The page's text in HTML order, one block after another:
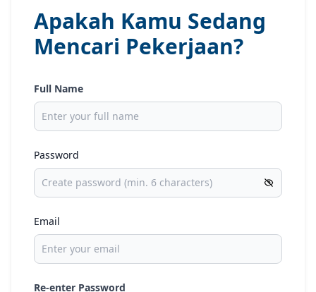
Apakah Kamu Sedang
Mencari Pekerjaan?
Full Name
Password
Email
Re-enter Password